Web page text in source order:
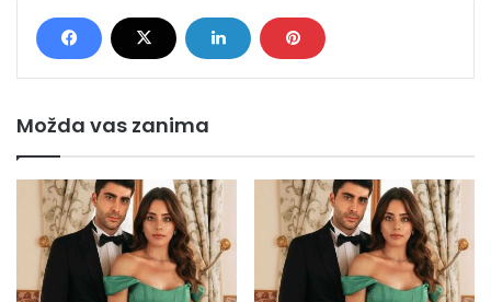
Možda vas zanima